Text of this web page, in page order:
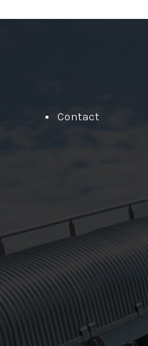
Contact